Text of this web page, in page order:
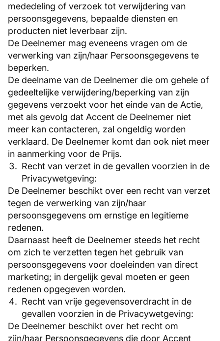
mededeling of verzoek tot verwijdering van
persoonsgegevens, bepaalde diensten en
producten niet leverbaar zijn.
De Deelnemer mag eveneens vragen om de
verwerking van zijn/haar Persoonsgegevens te
beperken.
De deelname van de Deelnemer die om gehele of
gedeeltelijke verwijdering/beperking van zijn
gegevens verzoekt voor het einde van de Actie,
met als gevolg dat Accent de Deelnemer niet
meer kan contacteren, zal ongeldig worden
verklaard. De Deelnemer komt dan ook niet meer
in aanmerking voor de Prijs.
Recht van verzet in de gevallen voorzien in de
Privacywetgeving:
De Deelnemer beschikt over een recht van verzet
tegen de verwerking van zijn/haar
persoonsgegevens om ernstige en legitieme
redenen.
Daarnaast heeft de Deelnemer steeds het recht
om zich te verzetten tegen het gebruik van
persoonsgegevens voor doeleinden van direct
marketing; in dergelijk geval moeten er geen
redenen opgegeven worden.
Recht van vrije gegevensoverdracht in de
gevallen voorzien in de Privacywetgeving:
De Deelnemer beschikt over het recht om
zijn/haar Persoonsgegevens die door Accent